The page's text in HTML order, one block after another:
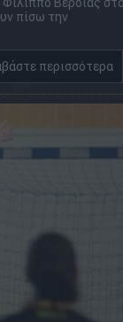
πίσω την
περισσότερα